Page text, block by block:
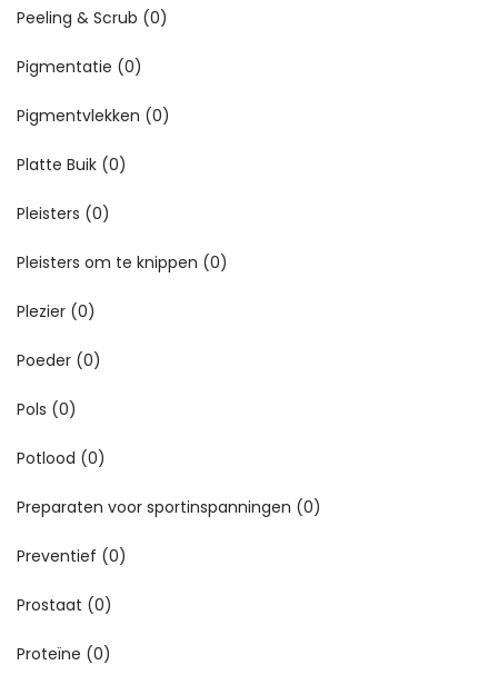
Peeling & Scrub (0)
Pigmentatie (0)
Pigmentvlekken (0)
Platte Buik (0)
Pleisters (0)
Pleisters om te knippen (0)
Plezier (0)
Poeder (0)
Pols (0)
Potlood (0)
Preparaten voor sportinspanningen (0)
Preventief (0)
Prostaat (0)
Proteïne (0)